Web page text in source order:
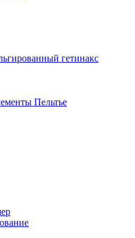
гетинакс
Пельтье